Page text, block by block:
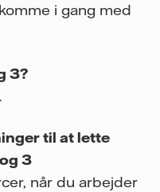
i gang med
3?
til at lette
3
når du arbejder